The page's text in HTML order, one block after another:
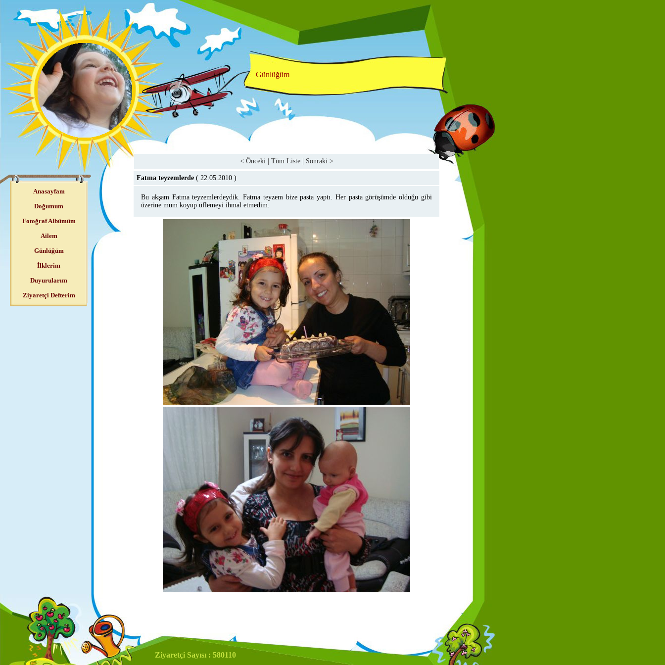
Anasayfam
Doğumum
Fotoğraf Albümüm
Ailem
Günlüğüm
İlklerim
Duyurularım
Ziyaretçi Defterim
Günlüğüm
< Önceki Tüm Liste Sonraki >
Fatma teyzemlerde ( 22.05.2010 )
Bu akşam Fatma teyzemlerdeydik. Fatma teyzem bize pasta yaptı. Her pasta görüşümde olduğu gibi
üzerine mum koyup üflemeyi ihmal etmedim.
Ziyaretçi Sayısı : 580110